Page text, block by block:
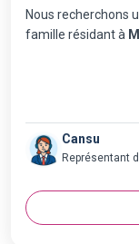
Nous recherchons
famille résidant à
Cansu
Représentant